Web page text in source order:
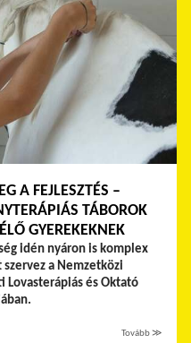
A FEJLESZTÉS –
TÁBOROK
GYEREKEKNEK
idén nyáron is komplex
a Nemzetközi
Lovasterápiás és Oktató
Tovább ≫